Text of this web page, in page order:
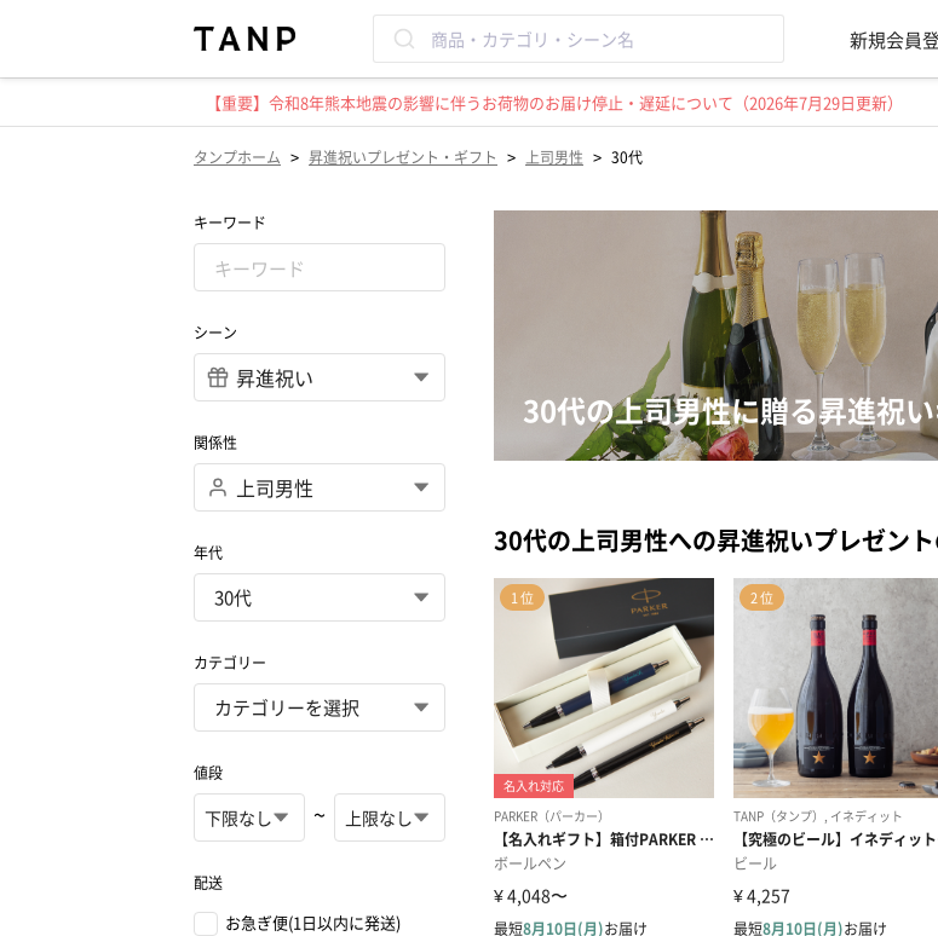
新規会員
【重要】令和8年熊本地震の影響に伴うお荷物のお届け停止・遅延について（2026年7月29日更新）
タンプホーム > 昇進祝いプレゼント・ギフト > 上司男性 > 30代
キーワード
シーン
関係性
年代
カテゴリー
値段
~
配送
お急ぎ便(1日以内に発送)
30代の上司男性に贈る昇進祝
30代の上司男性への昇進祝いプレゼン